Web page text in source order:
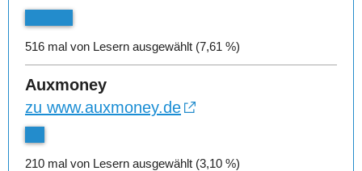
516 mal von Lesern ausgewählt (7,61 %)
Auxmoney
zu www.auxmoney.de
210 mal von Lesern ausgewählt (3,10 %)